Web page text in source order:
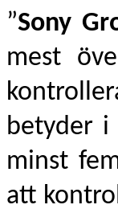
”Sony
mest
betyder i
minst
att